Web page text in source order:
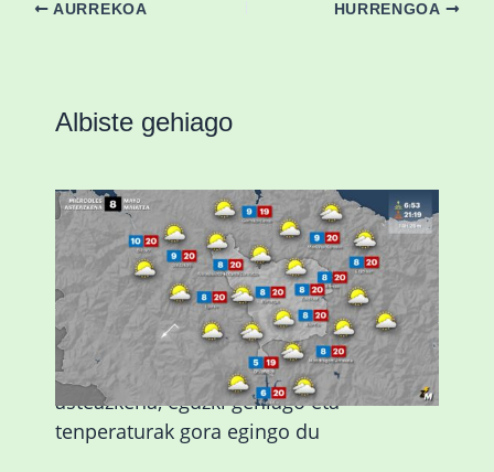
AURREKOA HURRENGOA
Albiste gehiago
Eguraldiak hobera egingo du gaur,
asteazkena, eguzki gehiago eta
tenperaturak gora egingo du